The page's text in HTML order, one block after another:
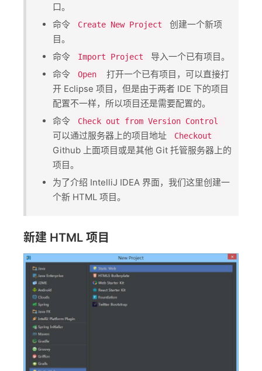
口。
命令 ​
Create New Project
​ 创建一个新项
目。
命令 ​
Import Project
​ 导入一个已有项目。
命令 ​
Open
​打开一个已有项目，可以直接打
开 Eclipse 项目，但是由于两者 IDE 下的项目
配置不一样，所以项目还是需要配置的。
命令 ​
Check out from Version Control
可以通过服务器上的项目地址 ​
Checkout
Github 上面项目或是其他 Git 托管服务器上的
项目。
为了介绍 IntelliJ IDEA 界面，我们这里创建一
个新 HTML 项目。
新建 HTML 项目